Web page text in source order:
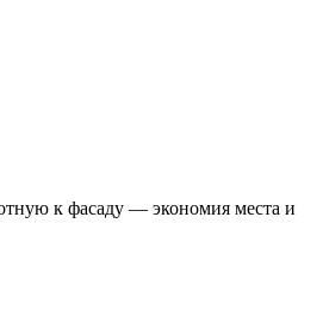
к фасаду — экономия места и